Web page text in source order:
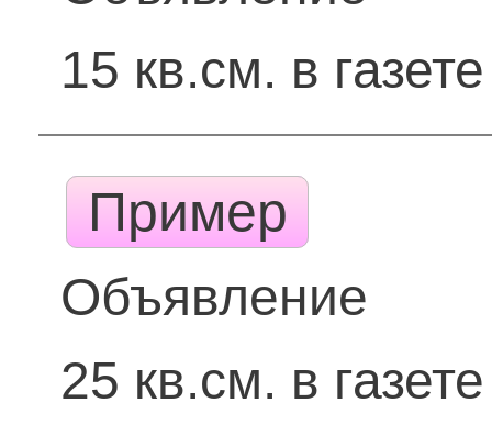
15 кв.см. в газете
Пример
Объявление
25 кв.см. в газете